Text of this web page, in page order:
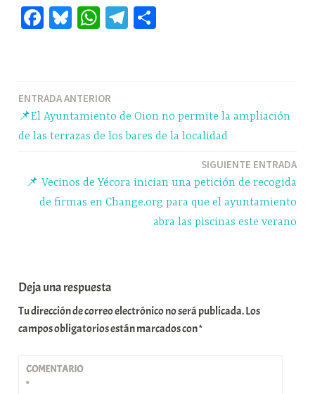
Fa Bl W
pp
Te
m rti
r
Navegación
de
ENTRADA ANTERIOR
📌El Ayuntamiento de Oion no permite la ampliación
de las terrazas de los bares de la localidad
SIGUIENTE ENTRADA
📌 Vecinos de Yécora inician una petición de recogida
de firmas en Change.org para que el ayuntamiento
abra las piscinas este verano
Deja una respuesta
Tu dirección de correo electrónico no será publicada.Los
campos obligatorios están marcados con*
COMENTARIO
*